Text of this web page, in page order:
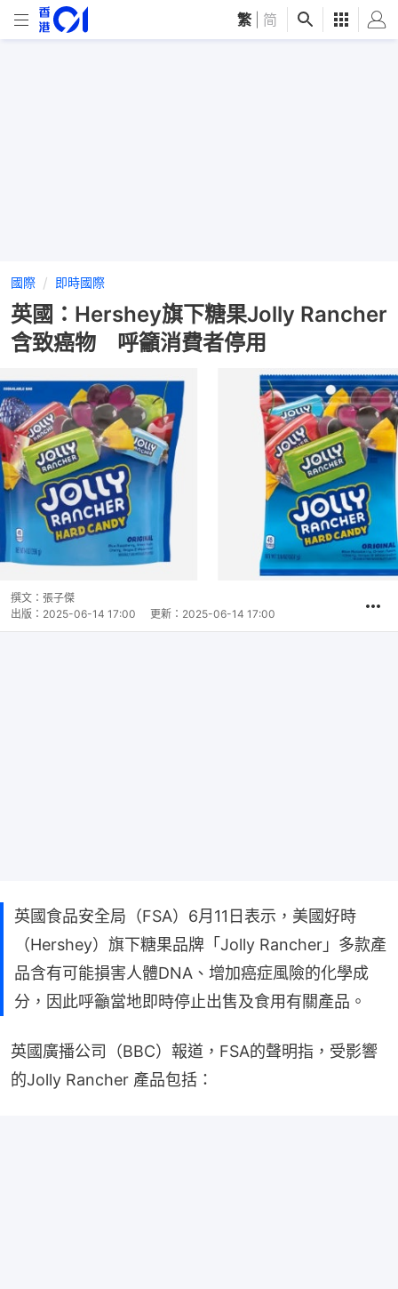
繁 简
國際 即時國際
英國：Hershey旗下糖果Jolly Rancher
含致癌物 呼籲消費者停用
撰文： 張子傑
出版： 2025-06-14 17:00 更新： 2025-06-14 17:00
英國食品安全局（FSA）6月11日表示，美國好時
（Hershey）旗下糖果品牌「Jolly Rancher」多款產
品含有可能損害人體DNA、增加癌症風險的化學成
分，因此呼籲當地即時停止出售及食用有關產品。
英國廣播公司（BBC）報道，FSA的聲明指，受影響
的Jolly Rancher 產品包括：